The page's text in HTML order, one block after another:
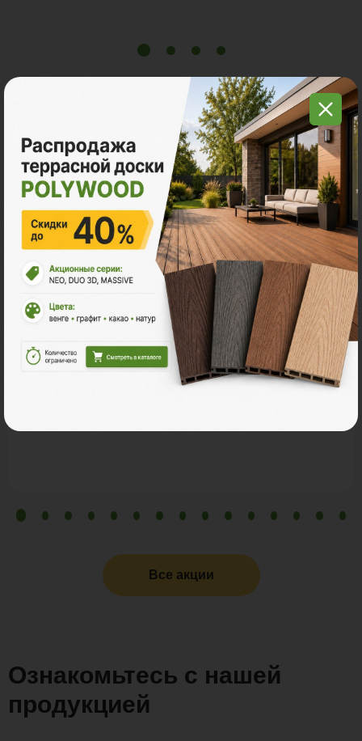
Акции
Акция
11.11 - Графитовый понедельник в
Поливуд
Все акции
Ознакомьтесь с нашей
продукцией